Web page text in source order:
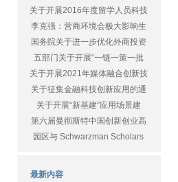
关于开展2016年度留学人员科技
李克强：营商环境会极大影响生
国务院关于进一步优化外商投资
五部门关于开展“一链一策一批
关于开展2021年媒体融合创新技
关于征集金融科技创新应用的通
关于开展“新基建”应用场景建
第六届曼彻斯特中国创新创业高
园区与 Schwarzman Scholars
最新内容